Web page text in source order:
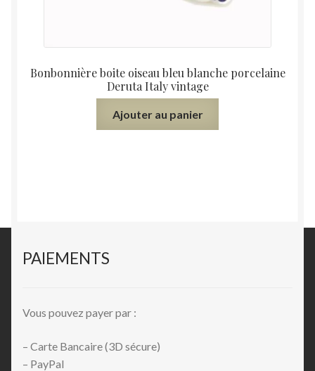
Bonbonnière boite oiseau bleu blanche porcelaine
Deruta Italy vintage
Ajouter au panier
PAIEMENTS
Vous pouvez payer par :
– Carte Bancaire (3D sécure)
– PayPal